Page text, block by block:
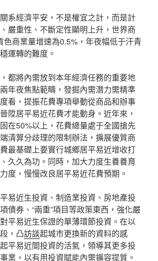
系經濟平安，不是權宜之計，而是計
嚴重性、不斷定性顯明上升，世界商
商業量增速為0.5%，年夜幅低于汗青
運轉的難度。
都將內需放到本年經濟任務的重要地
年夜焦點範疇，發掘內需潛力需精準
看，提振花費專項舉動從商品和辦事
陞居平易近花費才能動身。近年來，
在50%以上，花費總量處于全國搶先
清算分歧理的限制辦法，擴展優質商
最基礎上要實行城鄉居平易近增收打
久久為功。同時，加大力度生養養育
度，慢慢改良居平易近花費預期。
易近生投資、制造業投資、房地產投
債券、“兩重”項目等政策東西，強化嚴
平易近生保證的單薄環節投資。在以
，凸訪談起城市更換新的資料的感
平易近間投資的活氣，領導其更多投
業，以有用投資賦能內需擴容提質。